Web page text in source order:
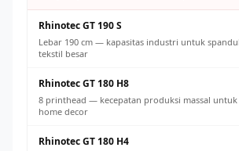
Rhinotec GT 190 S
Lebar 190 cm — kapasitas industri untuk
tekstil besar
Rhinotec GT 180 H8
8 printhead — kecepatan produksi massal
home decor
Rhinotec GT 180 H4